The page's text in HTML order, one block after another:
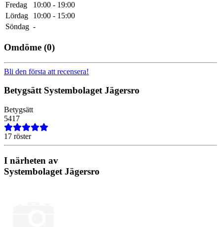
Fredag
10:00 - 19:00
Lördag
10:00 - 15:00
Söndag -
Omdöme (0)
Bli den första att recensera!
Betygsätt Systembolaget Jägersro
Betygsätt
5417
17 röster
I närheten av
Systembolaget Jägersro